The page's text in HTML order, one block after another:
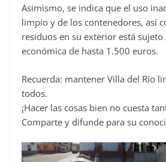
Asimismo, se indica que el uso
limpio y de los contenedores, así
residuos en su exterior está sujeto
económica de hasta 1.500 euros.
Recuerda: mantener Villa del Río
todos.
¡Hacer las cosas bien no cuesta
Comparte y difunde para su